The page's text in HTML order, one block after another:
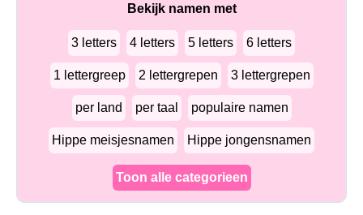
Bekijk namen met
3 letters 4 letters 5 letters 6 letters
1 lettergreep 2 lettergrepen 3 lettergrepen
per land per taal populaire namen
Hippe meisjesnamen Hippe jongensnamen
Toon alle categorieen